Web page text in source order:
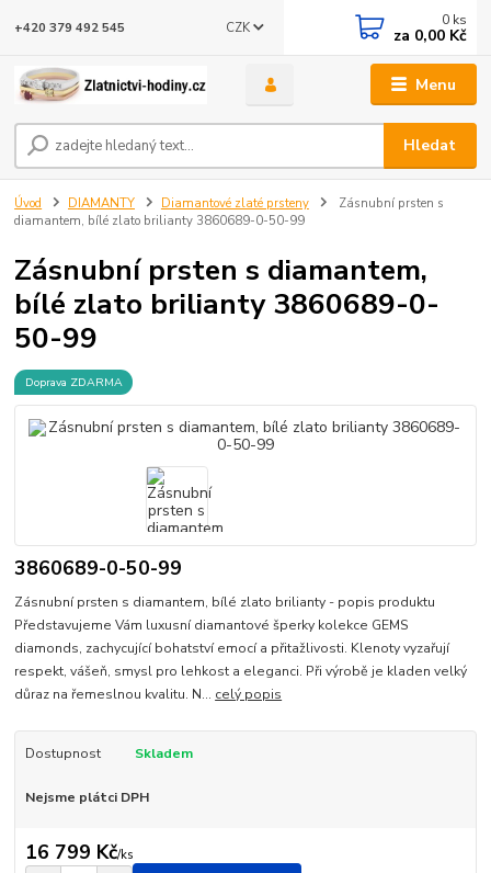
Menu
CZK
Hledat
+420 379 492 545 0 ks
za 0,00 Kč
Úvod DIAMANTY Diamantové zlaté prsteny
Zásnubní prsten s
diamantem, bílé zlato brilianty 3860689-0-50-99
Zásnubní prsten s diamantem,
bílé zlato brilianty 3860689-0-
50-99
Doprava ZDARMA
3860689-0-50-99
Zásnubní prsten s diamantem, bílé zlato brilianty - popis produktu
Představujeme Vám luxusní diamantové šperky kolekce GEMS
diamonds, zachycující bohatství emocí a přitažlivosti. Klenoty vyzařují
respekt, vášeň, smysl pro lehkost a eleganci. Při výrobě je kladen velký
důraz na řemeslnou kvalitu. N... celý popis
Dostupnost Skladem
Nejsme plátci DPH
16 799 Kč/ks